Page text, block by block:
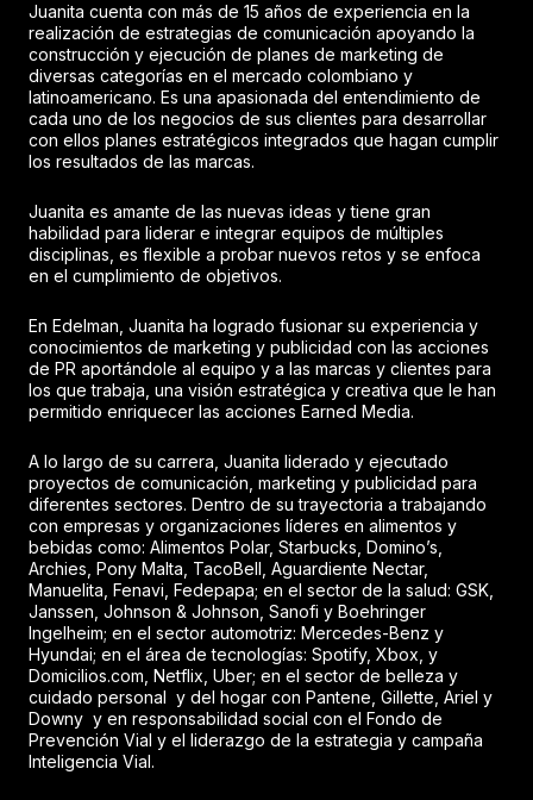
Juanita cuenta con más de 15 años de experiencia en la
realización de estrategias de comunicación apoyando la
construcción y ejecución de planes de marketing de
diversas categorías en el mercado colombiano y
latinoamericano. Es una apasionada del entendimiento de
cada uno de los negocios de sus clientes para desarrollar
con ellos planes estratégicos integrados que hagan cumplir
los resultados de las marcas.
Juanita es amante de las nuevas ideas y tiene gran
habilidad para liderar e integrar equipos de múltiples
disciplinas, es flexible a probar nuevos retos y se enfoca
en el cumplimiento de objetivos.
En Edelman, Juanita ha logrado fusionar su experiencia y
conocimientos de marketing y publicidad con las acciones
de PR aportándole al equipo y a las marcas y clientes para
los que trabaja, una visión estratégica y creativa que le han
permitido enriquecer las acciones Earned Media.
A lo largo de su carrera, Juanita liderado y ejecutado
proyectos de comunicación, marketing y publicidad para
diferentes sectores. Dentro de su trayectoria a trabajando
con empresas y organizaciones líderes en alimentos y
bebidas como: Alimentos Polar, Starbucks, Domino’s,
Archies, Pony Malta, TacoBell, Aguardiente Nectar,
Manuelita, Fenavi, Fedepapa; en el sector de la salud: GSK,
Janssen, Johnson & Johnson, Sanofi y Boehringer
Ingelheim; en el sector automotriz: Mercedes-Benz y
Hyundai; en el área de tecnologías: Spotify, Xbox, y
Domicilios.com, Netflix, Uber; en el sector de belleza y
cuidado personal y del hogar con Pantene, Gillette, Ariel y
Downy y en responsabilidad social con el Fondo de
Prevención Vial y el liderazgo de la estrategia y campaña
Inteligencia Vial.